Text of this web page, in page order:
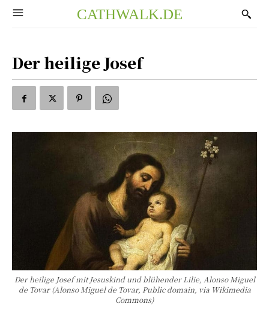
CATHWALK.DE
Der heilige Josef
Der heilige Josef mit Jesuskind und blühender Lilie, Alonso Miguel
de Tovar (Alonso Miguel de Tovar, Public domain, via Wikimedia
Commons)